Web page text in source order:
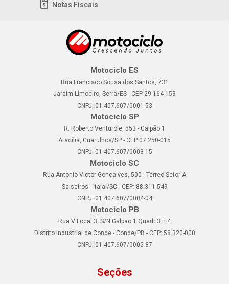
Notas Fiscais
Motociclo ES
Rua Francisco Sousa dos Santos, 731
Jardim Limoeiro, Serra/ES - CEP 29.164-153
CNPJ: 01.407.607/0001-53
Motociclo SP
R. Roberto Venturole, 553 - Galpão 1
Aracília, Guarulhos/SP - CEP 07.250-015
CNPJ: 01.407.607/0003-15
Motociclo SC
Rua Antonio Victor Gonçalves, 500 - Térreo Setor A
Salseiros - Itajaí/SC - CEP: 88.311-549
CNPJ: 01.407.607/0004-04
Motociclo PB
Rua V Local 3, S/N Galpao 1 Quadr 3 Lt4
Distrito Industrial de Conde - Conde/PB - CEP: 58.320-000
CNPJ: 01.407.607/0005-87
Seções